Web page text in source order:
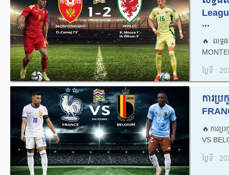
...
🔥លទ្ធ
ថ្ងៃទី :
ការប្
🔥ការប្
VS
ថ្ងៃទី :